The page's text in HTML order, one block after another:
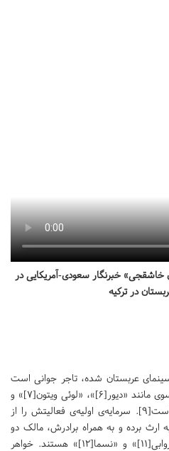
خاشقجی» خبرنگار سعودی-آمریکایی در
در ترکیه
عربستان شده، تاجر جوانی است
که سفیر آنلاین برندهای لوکس فرانسوی مانند «دیور[۶]»، «لوئی ویتون[۷]» و
همچنین برند سوئیسی «پیاژه[۸]» است[۹]. سرمایه‌ی اولیه‌ی فعالیتش را از
علی الترکی[۱۰]» به ارث برده و به همراه برادرش، مالک دو
هلدینگ تجاری بزرگ به نام‌های «روابی[۱۱]» و «نسما[۱۲]» هستند. خواهر